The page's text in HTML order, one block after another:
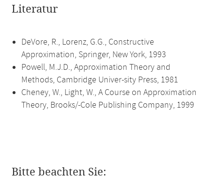
Literatur
DeVore, R., Lorenz, G.G., Constructive
Approximation, Springer, New York, 1993
Powell, M.J.D., Approximation Theory and
Methods, Cambridge Univer-sity Press, 1981
Cheney, W., Light, W., A Course on Approximation
Theory, Brooks/-Cole Publishing Company, 1999
Bitte beachten Sie: